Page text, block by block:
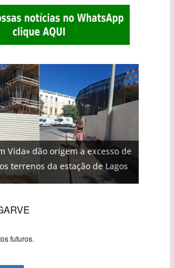
Vida» dão origem a excesso de
terrenos da estação de Lagos
futuros.